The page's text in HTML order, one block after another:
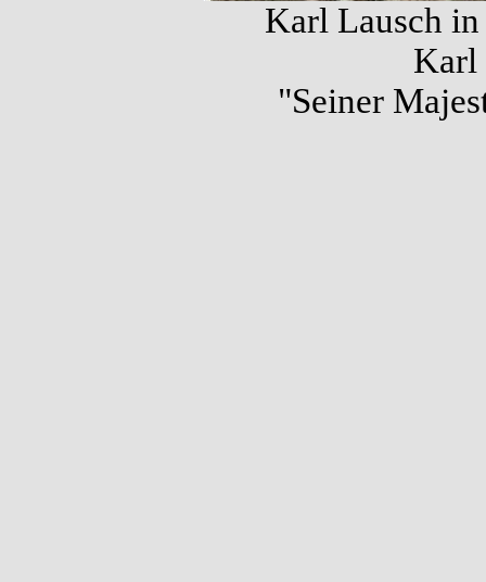
Karl Lausch
Karl
"Seiner